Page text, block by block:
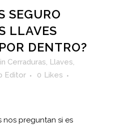
SEGURO
LLAVES
DENTRO?
in Cerraduras, Llaves,
Editor 0 Likes
nos preguntan si es